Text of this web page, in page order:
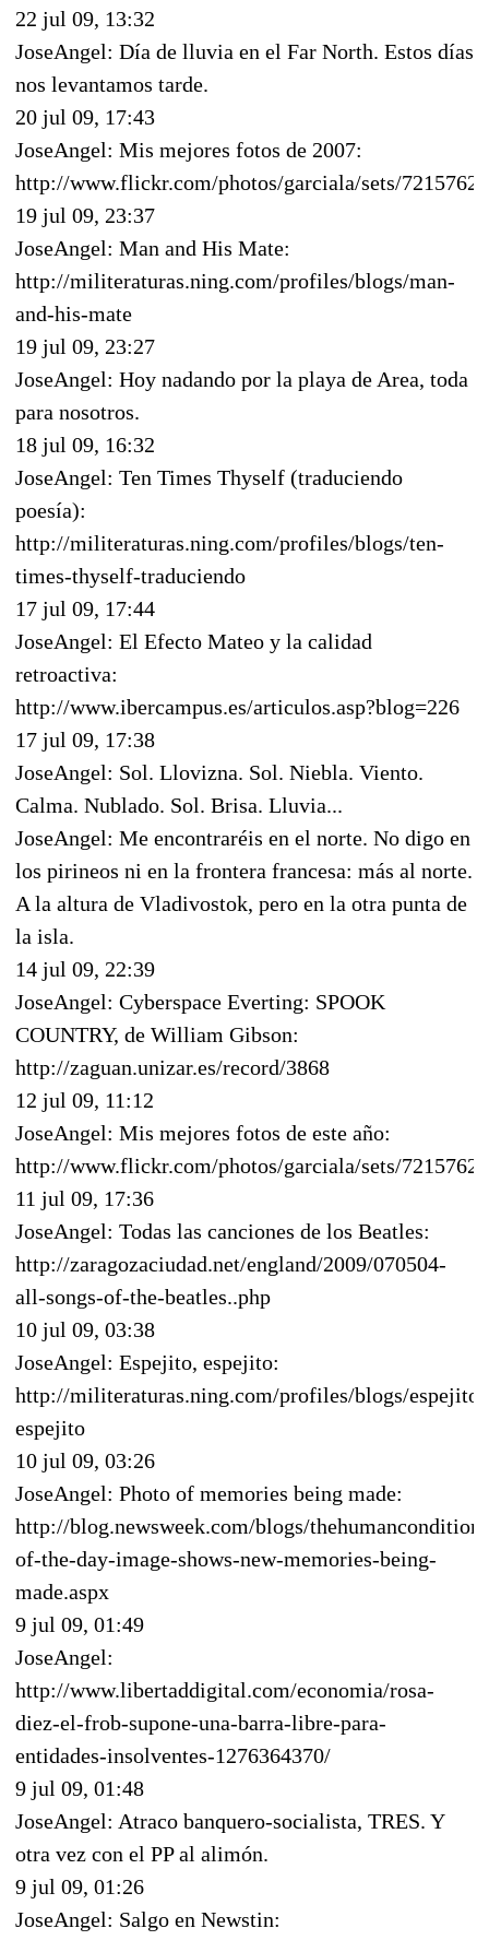
22 jul 09, 13:32
JoseAngel: Día de lluvia en el Far North. Estos días
nos levantamos tarde.
20 jul 09, 17:43
JoseAngel: Mis mejores fotos de 2007:
http://www.flickr.com/photos/garciala/sets/
19 jul 09, 23:37
JoseAngel: Man and His Mate:
http://militeraturas.ning.com/profiles/blogs/man-
and-his-mate
19 jul 09, 23:27
JoseAngel: Hoy nadando por la playa de Area, toda
para nosotros.
18 jul 09, 16:32
JoseAngel: Ten Times Thyself (traduciendo
poesía):
http://militeraturas.ning.com/profiles/blogs/ten-
times-thyself-traduciendo
17 jul 09, 17:44
JoseAngel: El Efecto Mateo y la calidad
retroactiva:
http://www.ibercampus.es/articulos.asp?blog=226
17 jul 09, 17:38
JoseAngel: Sol. Llovizna. Sol. Niebla. Viento.
Calma. Nublado. Sol. Brisa. Lluvia...
JoseAngel: Me encontraréis en el norte. No digo en
los pirineos ni en la frontera francesa: más al norte.
A la altura de Vladivostok, pero en la otra punta de
la isla.
14 jul 09, 22:39
JoseAngel: Cyberspace Everting: SPOOK
COUNTRY, de William Gibson:
http://zaguan.unizar.es/record/3868
12 jul 09, 11:12
JoseAngel: Mis mejores fotos de este año:
http://www.flickr.com/photos/garciala/sets/
11 jul 09, 17:36
JoseAngel: Todas las canciones de los Beatles:
http://zaragozaciudad.net/england/2009/070504-
all-songs-of-the-beatles..php
10 jul 09, 03:38
JoseAngel: Espejito, espejito:
http://militeraturas.ning.com/profiles/blogs/espejito-
espejito
10 jul 09, 03:26
JoseAngel: Photo of memories being made:
http://blog.newsweek.com/blogs/
of-the-day-image-shows-new-memories-being-
made.aspx
9 jul 09, 01:49
JoseAngel:
http://www.libertaddigital.com/economia/rosa-
diez-el-frob-supone-una-barra-libre-para-
entidades-insolventes-1276364370/
9 jul 09, 01:48
JoseAngel: Atraco banquero-socialista, TRES. Y
otra vez con el PP al alimón.
9 jul 09, 01:26
JoseAngel: Salgo en Newstin: